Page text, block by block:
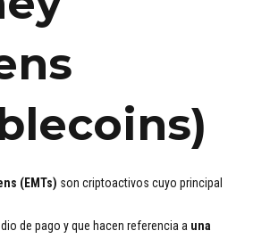
(EMTs) son criptoactivos cuyo principal
de pago y que hacen referencia a una